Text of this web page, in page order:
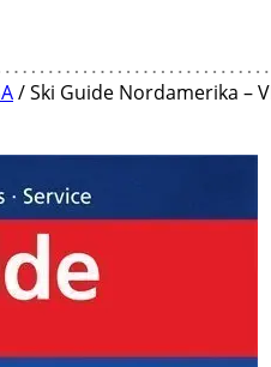
/ Ski Guide Nordamerika –